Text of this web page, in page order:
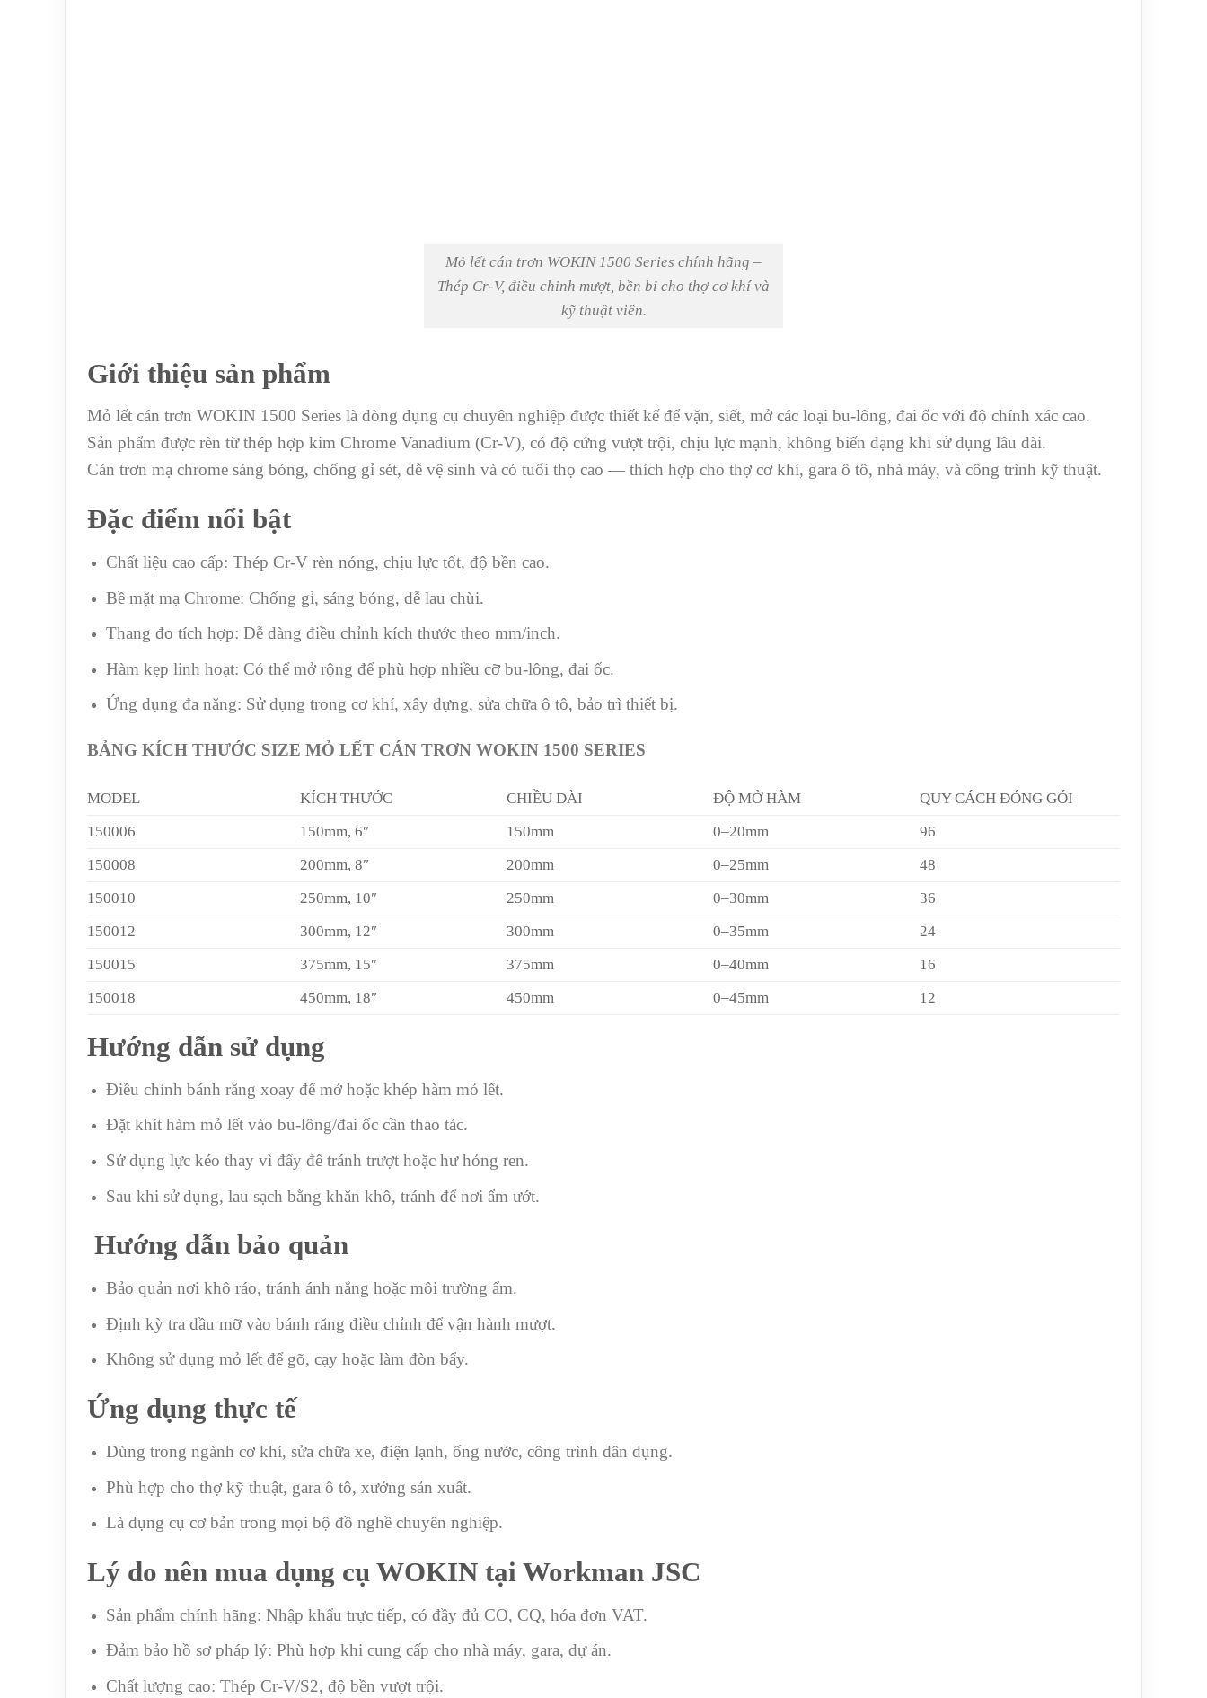
Mỏ lết cán trơn WOKIN 1500 Series chính hãng –
Thép Cr-V, điều chỉnh mượt, bền bỉ cho thợ cơ khí và
kỹ thuật viên.
Giới thiệu sản phẩm
Mỏ lết cán trơn WOKIN 1500 Series là dòng dụng cụ chuyên nghiệp được thiết kế để vặn, siết, mở các loại bu-lông, đai ốc với độ chính xác cao.
Sản phẩm được rèn từ thép hợp kim Chrome Vanadium (Cr-V), có độ cứng vượt trội, chịu lực mạnh, không biến dạng khi sử dụng lâu dài.
Cán trơn mạ chrome sáng bóng, chống gỉ sét, dễ vệ sinh và có tuổi thọ cao — thích hợp cho thợ cơ khí, gara ô tô, nhà máy, và công trình kỹ thuật.
Đặc điểm nổi bật
Chất liệu cao cấp: Thép Cr-V rèn nóng, chịu lực tốt, độ bền cao.
Bề mặt mạ Chrome: Chống gỉ, sáng bóng, dễ lau chùi.
Thang đo tích hợp: Dễ dàng điều chỉnh kích thước theo mm/inch.
Hàm kẹp linh hoạt: Có thể mở rộng để phù hợp nhiều cỡ bu-lông, đai ốc.
Ứng dụng đa năng: Sử dụng trong cơ khí, xây dựng, sửa chữa ô tô, bảo trì thiết bị.
BẢNG KÍCH THƯỚC SIZE MỎ LẾT CÁN TRƠN WOKIN 1500 SERIES
MODEL KÍCH THƯỚC CHIỀU DÀI ĐỘ MỞ HÀM
QUY CÁCH ĐÓNG GÓI
150006
150mm, 6″ 150mm 0–20mm
96
150008
200mm, 8″ 200mm 0–25mm
48
150010
250mm, 10″ 250mm 0–30mm
36
150012
300mm, 12″ 300mm 0–35mm
24
150015
375mm, 15″ 375mm 0–40mm
16
150018
450mm, 18″ 450mm 0–45mm 12
Hướng dẫn sử dụng
Điều chỉnh bánh răng xoay để mở hoặc khép hàm mỏ lết.
Đặt khít hàm mỏ lết vào bu-lông/đai ốc cần thao tác.
Sử dụng lực kéo thay vì đẩy để tránh trượt hoặc hư hỏng ren.
Sau khi sử dụng, lau sạch bằng khăn khô, tránh để nơi ẩm ướt.
Hướng dẫn bảo quản
Bảo quản nơi khô ráo, tránh ánh nắng hoặc môi trường ẩm.
Định kỳ tra dầu mỡ vào bánh răng điều chỉnh để vận hành mượt.
Không sử dụng mỏ lết để gõ, cạy hoặc làm đòn bẩy.
Ứng dụng thực tế
Dùng trong ngành cơ khí, sửa chữa xe, điện lạnh, ống nước, công trình dân dụng.
Phù hợp cho thợ kỹ thuật, gara ô tô, xưởng sản xuất.
Là dụng cụ cơ bản trong mọi bộ đồ nghề chuyên nghiệp.
Lý do nên mua dụng cụ WOKIN tại Workman JSC
Sản phẩm chính hãng: Nhập khẩu trực tiếp, có đầy đủ CO, CQ, hóa đơn VAT.
Đảm bảo hồ sơ pháp lý: Phù hợp khi cung cấp cho nhà máy, gara, dự án.
Chất lượng cao: Thép Cr-V/S2, độ bền vượt trội.